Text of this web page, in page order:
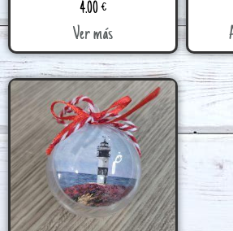
4.00€
Ver más